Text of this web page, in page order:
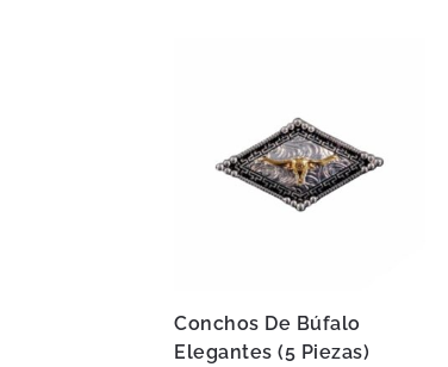
Conchos De Búfalo
Elegantes (5 Piezas)